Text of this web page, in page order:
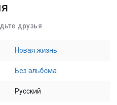
друзья
Новая жизнь
Без альбома
Русский